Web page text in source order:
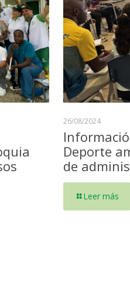
26/08/2024
Deporte
de
Leer más